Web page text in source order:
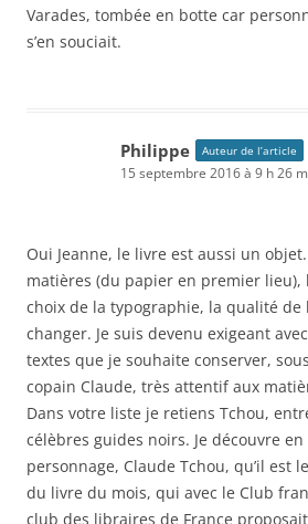
Varades, tombée en botte car
s’en souciait.
Philippe Auteur de l’article
15 septembre 2016 à 9 h 26
Oui Jeanne, le livre est aussi un
matières (du papier en premier lieu),
choix de la typographie, la qualité de
changer. Je suis devenu exigeant
textes que je souhaite conserver,
copain Claude, très attentif aux
Dans votre liste je retiens Tchou,
célèbres guides noirs. Je découvre
personnage, Claude Tchou, qu’il est
du livre du mois, qui avec le Club
club des libraires de France